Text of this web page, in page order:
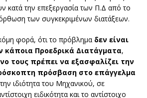
κατά την επεξεργασία των Π.Δ από το
των συγκεκριμένων διατάξεων.
φορά, ότι το πρόβλημα δεν είναι
κάποια Προεδρικά Διατάγματα,
τους πρέπει να εξασφαλίζει την
πρόσβαση στο επάγγελμα
ιδιότητα του Μηχανικού, σε
ειδικότητα και το αντίστοιχο